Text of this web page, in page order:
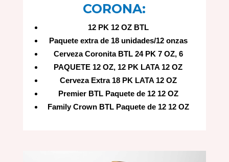
CORONA:
12 PK 12 OZ BTL
Paquete extra de 18 unidades/12 onzas
Cerveza Coronita BTL 24 PK 7 OZ, 6
PAQUETE 12 OZ, 12 PK LATA 12 OZ
Cerveza Extra 18 PK LATA 12 OZ
Premier BTL Paquete de 12 12 OZ
Family Crown BTL Paquete de 12 12 OZ